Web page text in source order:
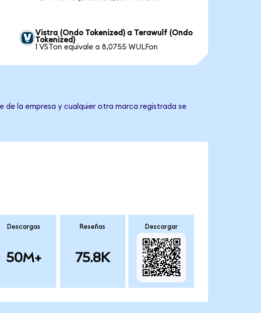
Vistra (Ondo Tokenized) a Terawulf (Ondo
Tokenized)
1 VSTon equivale a 8,0755 WULFon
la empresa y cualquier otra marca registrada se
Descargas
50M+
Reseñas
75.8K
Descargar